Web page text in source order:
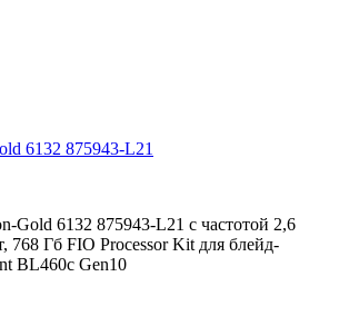
Gold 6132 875943-L21 с частотой 2,6
768 Гб FIO Processor Kit для блейд-
BL460c Gen10